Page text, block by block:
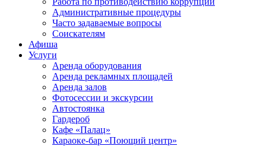
Административные процедуры
Часто задаваемые вопросы
Соискателям
Афиша
Услуги
Аренда оборудования
Аренда рекламных площадей
Аренда залов
Фотосессии и экскурсии
Автостоянка
Гардероб
Кафе «Палац»
Караоке-бар «Поющий центр»